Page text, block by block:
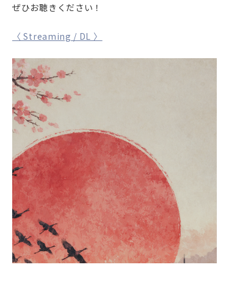
DISCOGRAPHY
VIDEO
PROFILE
ぜひお聴きください！
〈 Streaming / DL 〉